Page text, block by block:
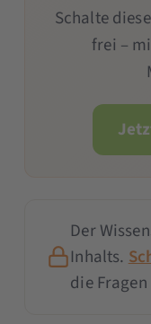
Schalte
frei –
Der
Inhalts.
die